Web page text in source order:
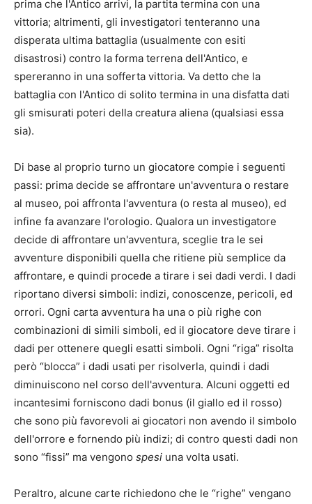
prima che l'Antico arrivi, la partita termina con una
vittoria; altrimenti, gli investigatori tenteranno una
disperata ultima battaglia (usualmente con esiti
disastrosi) contro la forma terrena dell'Antico, e
spereranno in una sofferta vittoria. Va detto che la
battaglia con l'Antico di solito termina in una disfatta dati
gli smisurati poteri della creatura aliena (qualsiasi essa
sia).
Di base al proprio turno un giocatore compie i seguenti
passi: prima decide se affrontare un'avventura o restare
al museo, poi affronta l'avventura (o resta al museo), ed
infine fa avanzare l'orologio. Qualora un investigatore
decide di affrontare un'avventura, sceglie tra le sei
avventure disponibili quella che ritiene più semplice da
affrontare, e quindi procede a tirare i sei dadi verdi. I dadi
riportano diversi simboli: indizi, conoscenze, pericoli, ed
orrori. Ogni carta avventura ha una o più righe con
combinazioni di simili simboli, ed il giocatore deve tirare i
dadi per ottenere quegli esatti simboli. Ogni “riga” risolta
però “blocca” i dadi usati per risolverla, quindi i dadi
diminuiscono nel corso dell'avventura. Alcuni oggetti ed
incantesimi forniscono dadi bonus (il giallo ed il rosso)
che sono più favorevoli ai giocatori non avendo il simbolo
dell'orrore e fornendo più indizi; di contro questi dadi non
sono “fissi” ma vengono spesi una volta usati.
Peraltro, alcune carte richiedono che le “righe” vengano